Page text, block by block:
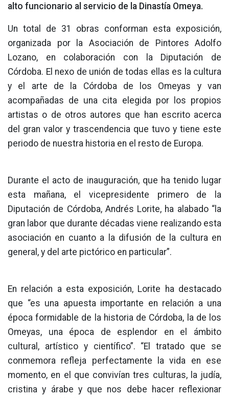
alto funcionario al servicio de la Dinastía Omeya.
Un total de 31 obras conforman esta exposición,
organizada por la Asociación de Pintores Adolfo
Lozano, en colaboración con la Diputación de
Córdoba. El nexo de unión de todas ellas es la cultura
y el arte de la Córdoba de los Omeyas y van
acompañadas de una cita elegida por los propios
artistas o de otros autores que han escrito acerca
del gran valor y trascendencia que tuvo y tiene este
periodo de nuestra historia en el resto de Europa.
Durante el acto de inauguración, que ha tenido lugar
esta mañana, el vicepresidente primero de la
Diputación de Córdoba, Andrés Lorite, ha alabado “la
gran labor que durante décadas viene realizando esta
asociación en cuanto a la difusión de la cultura en
general, y del arte pictórico en particular”.
En relación a esta exposición, Lorite ha destacado
que “es una apuesta importante en relación a una
época formidable de la historia de Córdoba, la de los
Omeyas, una época de esplendor en el ámbito
cultural, artístico y científico”. “El tratado que se
conmemora refleja perfectamente la vida en ese
momento, en el que convivían tres culturas, la judía,
cristina y árabe y que nos debe hacer reflexionar